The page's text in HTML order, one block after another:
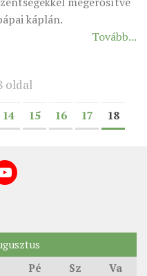
káplán.
Tovább...
oldal
14 15 16 17 18
Pé Sz Va